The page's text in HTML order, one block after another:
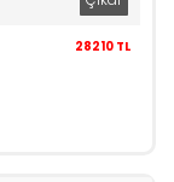
28210 TL